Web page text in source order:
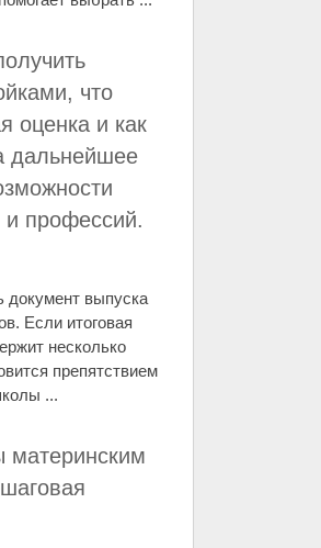
что
оценка и как
дальнейшее
и профессий.
документ выпуска
Если итоговая
несколько
препятствием
...
материнским